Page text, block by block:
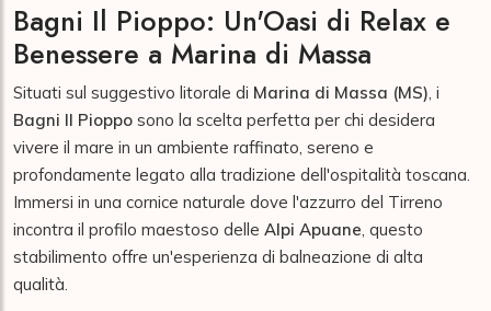
Bagni Il Pioppo: Un'Oasi di Relax e
Benessere a Marina di Massa
Situati sul suggestivo litorale di Marina di Massa (MS), i
Bagni Il Pioppo sono la scelta perfetta per chi desidera
vivere il mare in un ambiente raffinato, sereno e
profondamente legato alla tradizione dell'ospitalità toscana.
Immersi in una cornice naturale dove l'azzurro del Tirreno
incontra il profilo maestoso delle Alpi Apuane, questo
stabilimento offre un'esperienza di balneazione di alta
qualità.